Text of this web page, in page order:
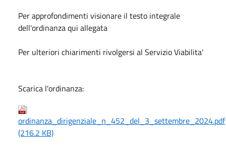
Per approfondimenti visionare il testo integrale
dell'ordinanza qui allegata
Per ulteriori chiarimenti rivolgersi al Servizio Viabilita'
Scarica l'ordinanza:
ordinanza_dirigenziale_n_452_del_3_settembre_2024.pdf
(216.2 KB)